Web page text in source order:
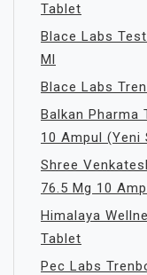
Tablet
Blace Labs
Ml
Blace Labs
Balkan Pharma
10 Ampul (Yeni
Shree
76.5 Mg 10
Himalaya
Tablet
Pec Labs